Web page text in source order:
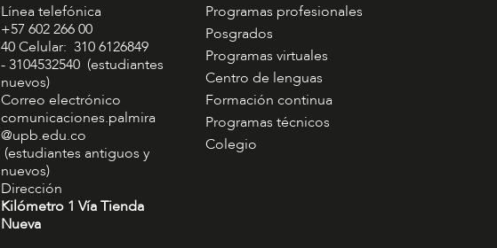
Línea telefónica
+57 602 266 00
40 Celular: 310 6126849
- 3104532540 (estudiantes
nuevos)
Correo electrónico
comunicaciones.palmira
@upb.edu.co
(estudiantes antiguos y
nuevos)
Dirección
Kilómetro 1 Vía Tienda
Nueva
Programas profesionales
Posgrados
Programas virtuales
Centro de lenguas
Formación continua
Programas técnicos
Colegio